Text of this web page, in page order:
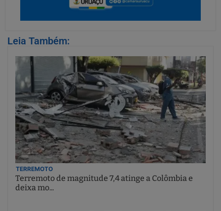
Leia Também:
TERREMOTO
Terremoto de magnitude 7,4 atinge a Colômbia e
deixa mo...